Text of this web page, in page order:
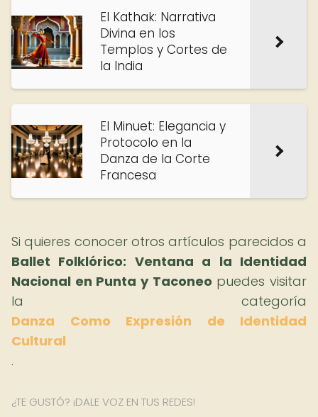
El Kathak: Narrativa
Divina en los
Templos y Cortes de
la India
El Minuet: Elegancia y
Protocolo en la
Danza de la Corte
Francesa
Si quieres conocer otros artículos parecidos a
Ballet Folklórico: Ventana a la Identidad
Nacional en Punta y Taconeo puedes visitar
la categoría
Danza Como Expresión de Identidad
Cultural
.
¿TE GUSTÓ? ¡DALE VOZ EN TUS REDES!